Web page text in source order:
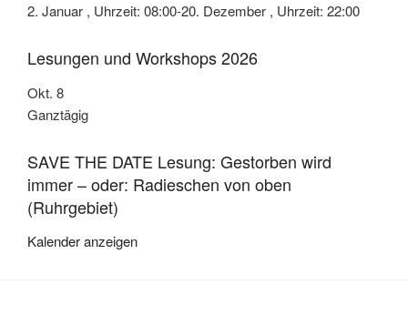
2. Januar , Uhrzeit: 08:00-20. Dezember , Uhrzeit: 22:00
Lesungen und Workshops 2026
Okt. 8
Ganztägig
SAVE THE DATE Lesung: Gestorben wird
immer – oder: Radieschen von oben
(Ruhrgebiet)
Kalender anzeigen